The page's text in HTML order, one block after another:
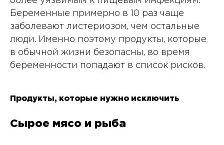
Беременные примерно в 10 раз чаще
заболевают листериозом, чем остальные
люди. Именно поэтому продукты, которые
в обычной жизни безопасны, во время
беременности попадают в список рисков.
Продукты, которые нужно исключить
Сырое мясо и рыба